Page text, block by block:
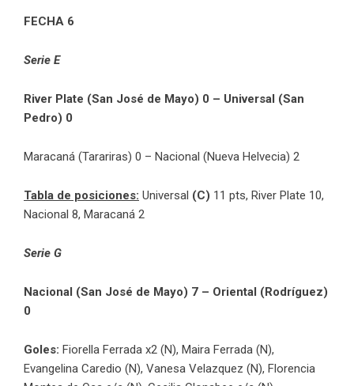
FECHA 6
Serie E
River Plate (San José de Mayo) 0 – Universal (San
Pedro) 0
Maracaná (Tarariras) 0 – Nacional (Nueva Helvecia) 2
Tabla de posiciones: Universal (C) 11 pts, River Plate 10,
Nacional 8, Maracaná 2
Serie G
Nacional (San José de Mayo) 7 – Oriental (Rodríguez)
0
Goles: Fiorella Ferrada x2 (N), Maira Ferrada (N),
Evangelina Caredio (N), Vanesa Velazquez (N), Florencia